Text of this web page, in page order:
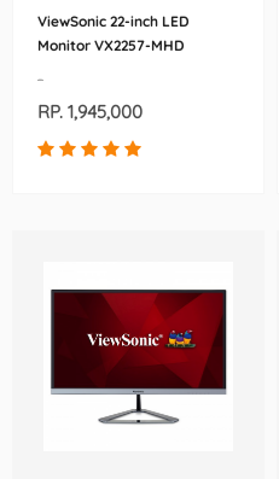
ViewSonic 22-inch LED
Monitor VX2257-MHD
-
RP. 1,945,000